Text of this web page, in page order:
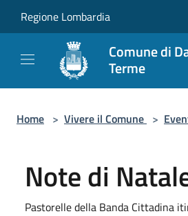
Regione Lombardia
Comune di
Terme
Home > Vivere il Comune >
Note di
Pastorelle della Banda Cittadina